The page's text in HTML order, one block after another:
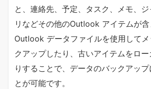
と、連絡先、予定、タスク、メモ、ジ
リなどその他のOutlook アイテムが含
Outlook データファイルを使用して
クアップしたり、古いアイテムをロ
りすることで、データのバックアッ
とが可能です。